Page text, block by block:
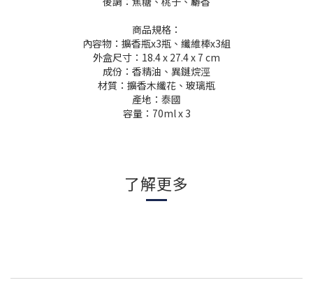
商品規格：
內容物：擴香瓶x3瓶、纖維棒x3組
外盒尺寸：18.4 x 27.4 x 7 cm
成份：香精油、異鏈烷涇
材質：擴香木纖花、玻璃瓶
產地：泰國
容量：70ml x 3
了解更多